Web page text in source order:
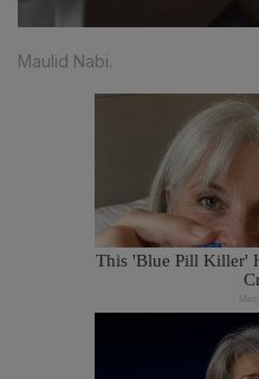
Maulid Nabi.